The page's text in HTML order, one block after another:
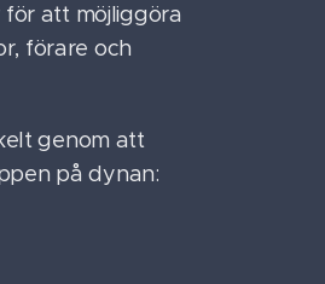
att möjliggöra
förare och
genom att
på dynan: